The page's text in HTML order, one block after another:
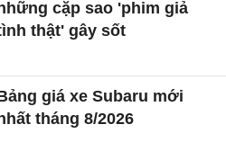
cặp sao 'phim giả
thật' gây sốt
giá xe Subaru mới
tháng 8/2026